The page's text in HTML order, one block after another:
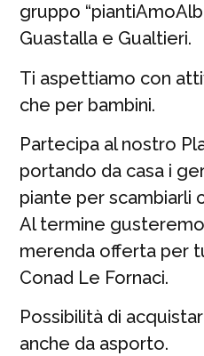
gruppo
Guastalla e Gualtieri.
Ti aspettiamo con
che per bambini.
Partecipa al nostro
portando da casa i
piante per scambiarli
Al termine
merenda offerta per
Conad Le Fornaci.
Possibilità di
anche da asporto.